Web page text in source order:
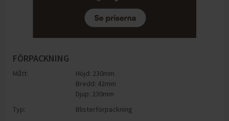
FÖRPACKNING
Mått:
Höjd: 230mm
Bredd: 42mm
Djup: 230mm
Typ:
Blisterförpackning